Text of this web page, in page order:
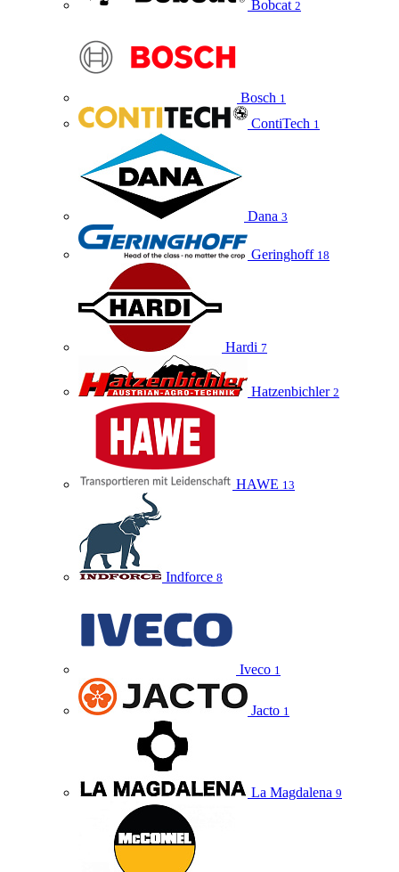
Bobcat 2
Bosch 1
ContiTech 1
Dana 3
Geringhoff 18
Hardi 7
Hatzenbichler 2
HAWE 13
Indforce 8
Iveco 1
Jacto 1
La Magdalena 9